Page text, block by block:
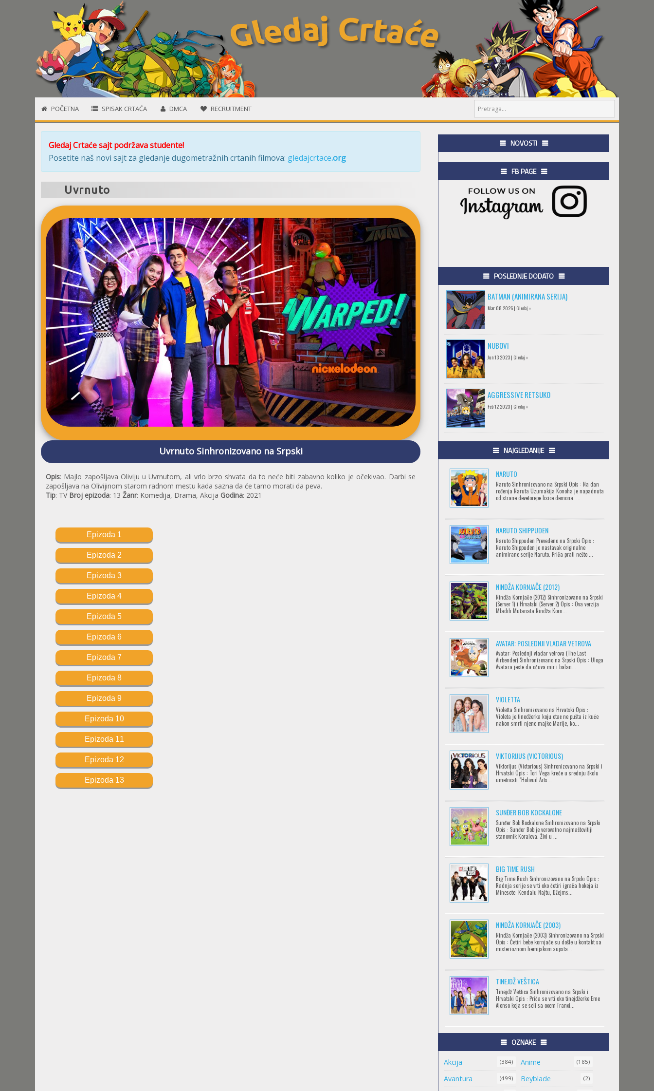
POČETNA SPISAK CRTAĆA DMCA RECRUITMENT
Gledaj Crtaće sajt podržava studente!
Posetite naš novi sajt za gledanje dugometražnih crtanih filmova: gledajcrtace.org
Uvrnuto
Uvrnuto Sinhronizovano na Srpski
Opis: Majlo zapošljava Oliviju u Uvrnutom, ali vrlo brzo shvata da to neće biti zabavno koliko je očekivao. Darbi se
zapošljava na Olivijinom starom radnom mestu kada sazna da će tamo morati da peva.
Tip: TV Broj epizoda: 13 Žanr: Komedija, Drama, Akcija Godina: 2021
Epizoda 1
Epizoda 2
Epizoda 3
Epizoda 4
Epizoda 5
Epizoda 6
Epizoda 7
Epizoda 8
Epizoda 9
Epizoda 10
Epizoda 11
Epizoda 12
Epizoda 13
NOVOSTI
FB PAGE
POSLEDNJE DODATO
BATMAN (ANIMIRANA SERIJA)
Mar 08 2026 | Gledaj »
NUBOVI
Jun 13 2023 | Gledaj »
AGGRESSIVE RETSUKO
Feb 12 2023 | Gledaj »
.HACK//GIFT
Feb 12 2023 |Gledaj »
.HACK//LIMINALITY
SOVA I EKIPA
Feb 12 2023 |Gledaj »
BLOODIVORES
Feb 12 2023 |Gledaj »
AVANTURE KIDA OPASNOST
Feb 12 2023 |Gledaj »
IPAK SE OKREĆE (GALILEO: EPPUR SI
MUOVE)
Feb 12 2023 |Gledaj »
Feb 12 2023 |
SERVAMP
Feb 12 2023 |Gledaj »
2.43: SEIIN HIGH SCHOOL BOYS
VOLLEYBALL TEAM
CLEAN FREAK! AOYAMA-KUN
RECORD OF RAGNAROK
Feb 11 2023 |Gledaj »
TORADORA
Feb 11 2023 |Gledaj »
TRIGUN STAMPEDE
Feb 11 2023 |Gledaj »
ORIENT
NAJGLEDANIJE
NARUTO
Naruto Sinhronizovano na Srpski Opis : Na dan
rođenja Naruta Uzumakija Konoha je napadnuta
od strane devetorepe lisice demona. ...
NARUTO SHIPPUDEN
Naruto Shippuden Prevedeno na Srpski Opis :
Naruto Shippuden je nastavak originalne
animirane serije Naruto. Priča prati nešto ...
NINDŽA KORNJAČE (2012)
Nindža Kornjače (2012) Sinhronizovano na Srpski
(Server 1) i Hrvatski (Server 2) Opis : Ova verzija
Mladih Mutanata Nindža Korn...
AVATAR: POSLEDNJI VLADAR VETROVA
Avatar: Poslednji vladar vetrova (The Last
Airbender) Sinhronizovano na Srpski Opis : Uloga
Avatara jeste da očuva mir i balan...
VIOLETTA
Violetta Sinhronizovano na Hrvatski Opis :
Violeta je tinedžerka koju otac ne pušta iz kuće
nakon smrti njene majke Marije, ko...
VIKTORIJUS (VICTORIOUS)
Viktorijus (Victorious) Sinhronizovano na Srpski i
Hrvatski Opis : Tori Vega kreće u srednju školu
umetnosti "Holivud Arts...
SUNĐER BOB KOCKALONE
Sunđer Bob Kockalone Sinhronizovano na Srpski
Opis : Sunđer Bob je verovatno najmaštovitiji
stanovnik Koralova. Živi u ...
BIG TIME RUSH
Big Time Rush Sinhronizovano na Srpski Opis :
Radnja serije se vrti oko četiri igrača hokeja iz
Minesote: Kendalu Najtu, Džejms...
NINDŽA KORNJAČE (2003)
Nindža Kornjače (2003) Sinhronizovano na Srpski
Opis : Četiri bebe kornjače su došle u kontakt sa
misterioznom hemijskom supsta...
TINEJDŽ VEŠTICA
Tinejdž Veštica Sinhronizovano na Srpski i
Hrvatski Opis : Priča se vrti oko tinejdžerke Eme
Alonso koja se seli sa ocem Franci...
OZNAKE
Akcija (384) Anime (185)
Avantura (499) Beyblade (2)